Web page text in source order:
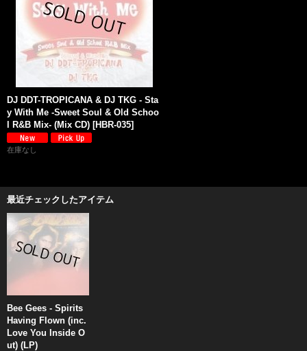
DJ DDT-TROPICANA & DJ TKG - Sta
y With Me -Sweet Soul & Old Schoo
l R&B Mix- (Mix CD) [HBR-035]
在庫なし
最近チェックしたアイテム
Bee Gees - Spirits
Having Flown (inc.
Love You Inside O
ut) (LP)